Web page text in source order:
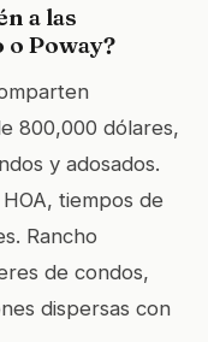
a las
Poway?
800,000 dólares,
y adosados.
tiempos de
Rancho
de condos,
dispersas con